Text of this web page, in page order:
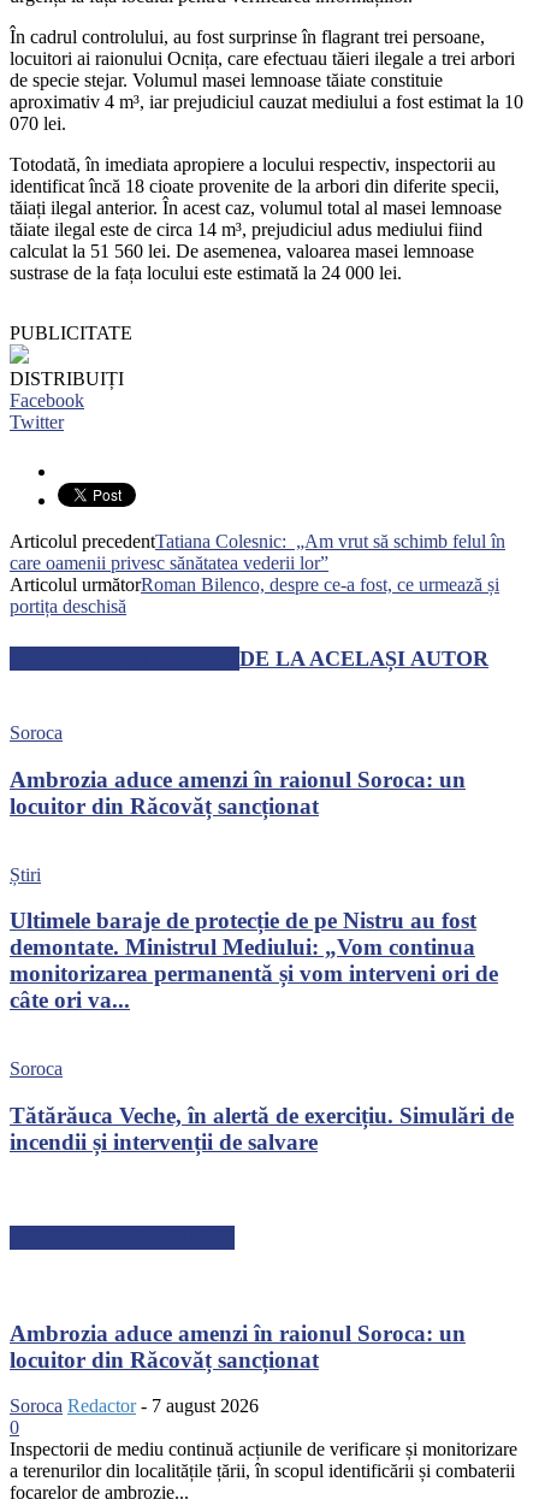
În cadrul controlului, au fost surprinse în flagrant trei persoane,
locuitori ai raionului Ocnița, care efectuau tăieri ilegale a trei arbori
de specie stejar. Volumul masei lemnoase tăiate constituie
aproximativ 4 m³, iar prejudiciul cauzat mediului a fost estimat la 10
070 lei.
Totodată, în imediata apropiere a locului respectiv, inspectorii au
identificat încă 18 cioate provenite de la arbori din diferite specii,
tăiați ilegal anterior. În acest caz, volumul total al masei lemnoase
tăiate ilegal este de circa 14 m³, prejudiciul adus mediului fiind
calculat la 51 560 lei. De asemenea, valoarea masei lemnoase
sustrase de la fața locului este estimată la 24 000 lei.
PUBLICITATE
DISTRIBUIȚI
Facebook
Twitter
Articolul precedentTatiana Colesnic: „Am vrut să schimb felul în
care oamenii privesc sănătatea vederii lor”
Articolul următorRoman Bilenco, despre ce-a fost, ce urmează și
portița deschisă
DE LA ACELAȘI AUTOR
Soroca
Ambrozia aduce amenzi în raionul Soroca: un
locuitor din Răcovăț sancționat
Știri
Ultimele baraje de protecție de pe Nistru au fost
demontate. Ministrul Mediului: „Vom continua
monitorizarea permanentă și vom interveni ori de
câte ori va...
Soroca
Tătărăuca Veche, în alertă de exercițiu. Simulări de
incendii și intervenții de salvare
Ambrozia aduce amenzi în raionul Soroca: un
locuitor din Răcovăț sancționat
Soroca Redactor - 7 august 2026
0
Inspectorii de mediu continuă acțiunile de verificare și monitorizare
a terenurilor din localitățile țării, în scopul identificării și combaterii
focarelor de ambrozie...